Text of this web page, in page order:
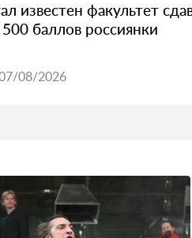
известен факультет
500 баллов россиянки
08/2026